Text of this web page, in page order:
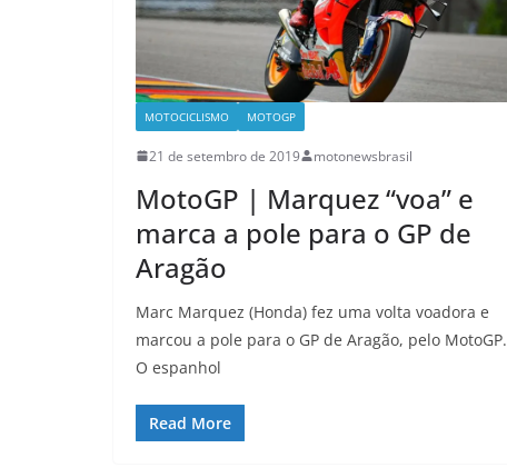
MOTOCICLISMO MOTOGP
21 de setembro de 2019 motonewsbrasil
MotoGP | Marquez “voa” e
marca a pole para o GP de
Aragão
Marc Marquez (Honda) fez uma volta voadora e
marcou a pole para o GP de Aragão, pelo MotoGP.
O espanhol
Read More